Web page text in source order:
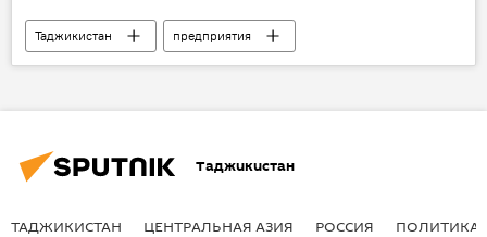
Таджикистан
предприятия
Промышленность
Таджикистан
ТАДЖИКИСТАН ЦЕНТРАЛЬНАЯ АЗИЯ РОССИЯ ПОЛИТИКА